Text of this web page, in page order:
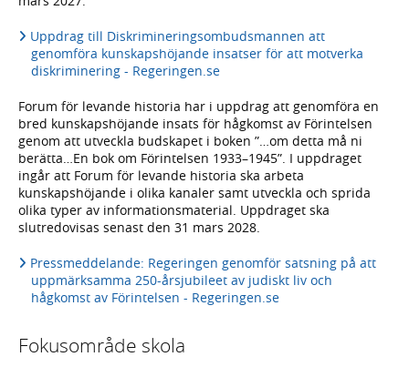
Uppdrag till Diskrimineringsombudsmannen att
genomföra kunskapshöjande insatser för att motverka
diskriminering - Regeringen.se
Forum för levande historia har i uppdrag att genomföra en
bred kunskapshöjande insats för hågkomst av Förintelsen
genom att utveckla budskapet i boken ”…om detta må ni
berätta…En bok om Förintelsen 1933–1945”. I uppdraget
ingår att Forum för levande historia ska arbeta
kunskapshöjande i olika kanaler samt utveckla och sprida
olika typer av informationsmaterial. Uppdraget ska
slutredovisas senast den 31 mars 2028.
Pressmeddelande: Regeringen genomför satsning på att
uppmärksamma 250-årsjubileet av judiskt liv och
hågkomst av Förintelsen - Regeringen.se
Fokusområde skola